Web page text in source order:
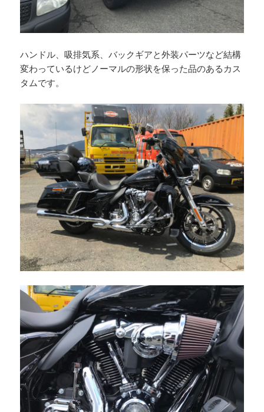
ハンドル、吸排気系、バックギアと外装パーツなど結構
変わっているけどノーマルの形状を保った品のあるカス
タムです。